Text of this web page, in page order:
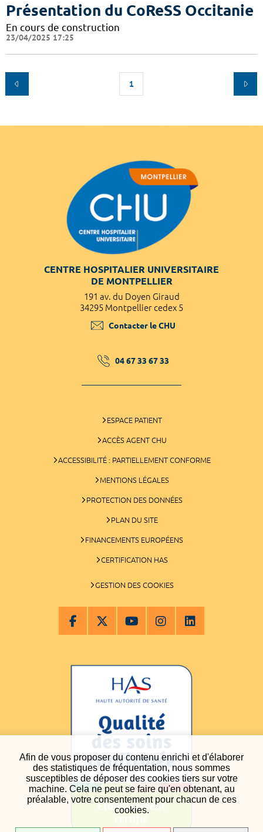
Afin de vous proposer du contenu enrichi et d'élaborer
des statistiques de fréquentation, nous sommes
susceptibles de déposer des cookies tiers sur votre
machine. Cela ne peut se faire qu'en obtenant, au
préalable, votre consentement pour chacun de ces
cookies.
Présentation du CoReSS Occitanie
En cours de construction
23/04/2025 17:25
1
CENTRE HOSPITALIER UNIVERSITAIRE
DE MONTPELLIER
191 av. du Doyen Giraud
34295 Montpellier cedex 5
Contacter le CHU
04 67 33 67 33
ESPACE PATIENT
ACCÈS AGENT CHU
ACCESSIBILITÉ : PARTIELLEMENT CONFORME
MENTIONS LÉGALES
PROTECTION DES DONNÉES
PLAN DU SITE
FINANCEMENTS EUROPÉENS
CERTIFICATION HAS
GESTION DES COOKIES